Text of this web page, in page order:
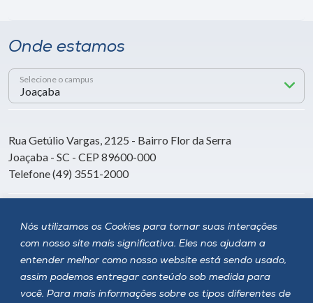
Nós utilizamos os Cookies para tornar suas interações
com nosso site mais significativa. Eles nos ajudam a
entender melhor como nosso website está sendo usado,
assim podemos entregar conteúdo sob medida para
você. Para mais informações sobre os tipos diferentes de
Onde estamos
Selecione o campus
Rua Getúlio Vargas, 2125 - Bairro Flor da Serra
Joaçaba - SC - CEP 89600-000
Telefone (49) 3551-2000
Siga a Unoesc